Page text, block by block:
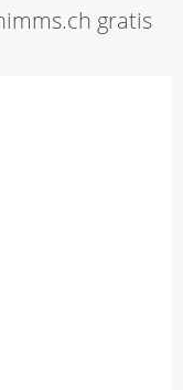
gratis